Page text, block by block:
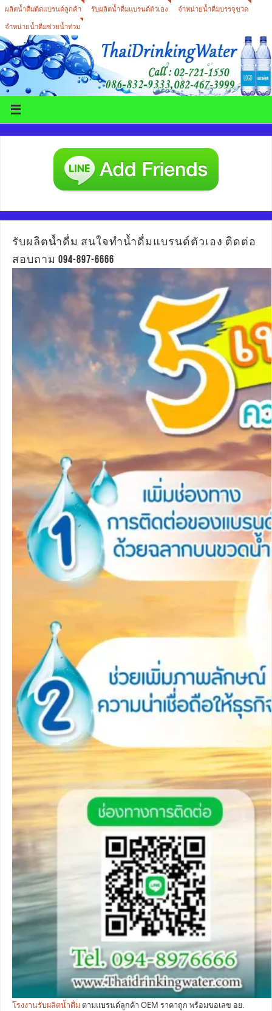
ผลิตน้ำดื่มติดแบรนด์ลูกค้า รับผลิตน้ำดื่มแบรนด์ตัวเอง
จำหน่ายน้ำดื่มบรรจุขวด
จำหน่ายน้ำดื่มช่วยน้ำท่วม
รับผลิตน้ำดื่ม สนใจทำน้ำดื่มแบรนด์ตัวเอง ติดต่อ
สอบถาม 094-897-6666
โรงงานรับผลิตน้ำดื่ม ตามแบรนด์ลูกค้า OEM ราคาถูก พร้อมขอเลข อย.